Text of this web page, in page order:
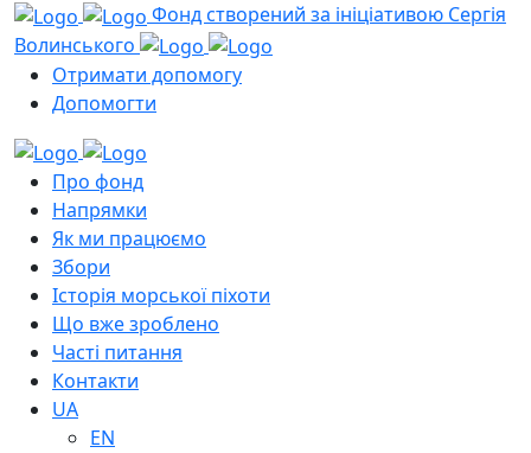
Фонд створений за ініціативою Сергія
Волинського
Отримати допомогу
Допомогти
Про фонд
Напрямки
Як ми працюємо
Збори
Історія морської піхоти
Що вже зроблено
Часті питання
Контакти
UA
EN